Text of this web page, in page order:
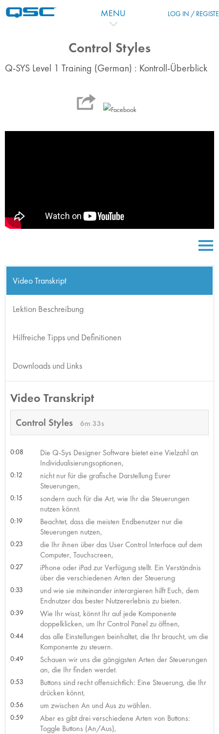
MENU LOG IN /
Control Styles
Q-SYS Level 1 Training (German) : Kontroll-Überblick
Video Transkript
Lektion Beschreibung
Hilfreiche Tipps und Definitionen
Downloads und Links
Video Transkript
Control Styles 6m 33s
0:08
Die Q-Sys Designer Software bietet eine Vielzahl an
Individualisierungsoptionen,
0:12
nicht nur für die grafische Darstellung Eurer
Steuerungen,
0:15
sondern auch für die Art, wie Ihr die Steuerungen
nutzen könnt.
0:19
Beachtet, dass die meisten Endbenutzer nur die
Steuerungen nutzen,
0:23
die Ihr ihnen über das User Control Interface auf dem
Computer, Touchscreen,
0:27
iPhone oder iPad zur Verfügung stellt. Ein Verständnis
über die verschiedenen Arten der Steuerung
0:33
und wie sie miteinander interargieren hilft Euch, dem
Endnutzer das bester Nutzererlebnis zu bieten.
0:39
Wie Ihr wisst, könnt Ihr auf jede Komponente
doppelklicken, um Ihr Control Panel zu öffnen,
0:44
das alle Einstellungen beinhaltet, die Ihr braucht, um die
Komponente zu steuern.
0:49
Schauen wir uns die gängigsten Arten der Steuerungen
an, die Ihr finden werdet.
0:53
Buttons sind recht offensichtlich: Eine Steuerung, die Ihr
drücken könnt,
0:56 um zwischen An und Aus zu wählen.
0:59
Aber es gibt drei verschiedene Arten von Buttons:
Toggle Buttons (An/Aus),